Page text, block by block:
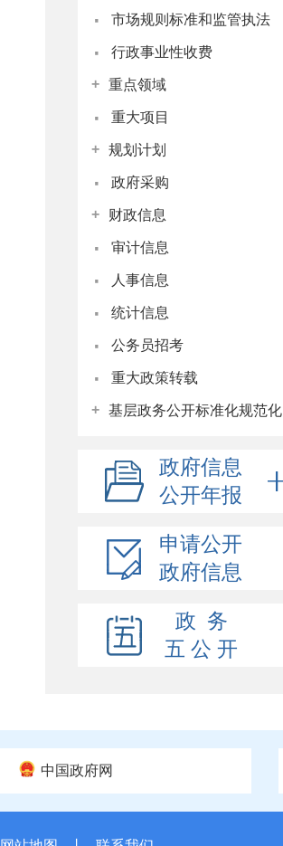
· 市场规则标准和监管执法
· 行政事业性收费
+ 重点领域
· 重大项目
+ 规划计划
· 政府采购
+ 财政信息
· 审计信息
· 人事信息
· 统计信息
· 公务员招考
· 重大政策转载
+ 基层政务公开标准化规范化
政府信息
公开年报
申请公开
政府信息
政 务
五 公 开
中国政府网